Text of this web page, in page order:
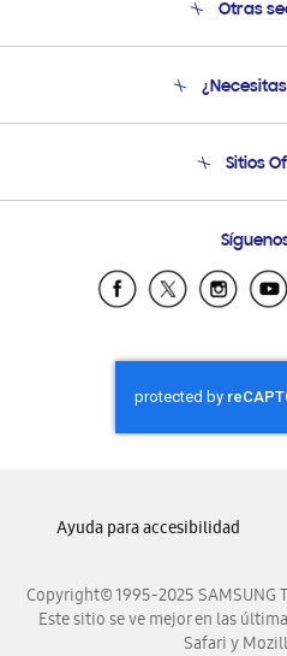
Otras
Condiciones
Soporte
Sitios
Samsung
Samsung El
Samsung
Samsung
Samsung
Samsung
Copyright© 1995-2025 SAMSUNG
Este sitio se ve mejor en las
Safari y
Ayuda para accesibilidad